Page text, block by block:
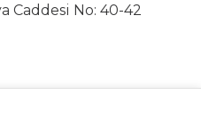
Caddesi No: 40-42